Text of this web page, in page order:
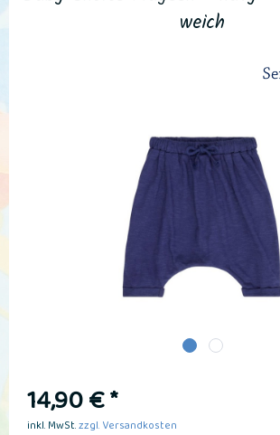
weich
14,90 € *
inkl. MwSt.zzgl. Versandkosten